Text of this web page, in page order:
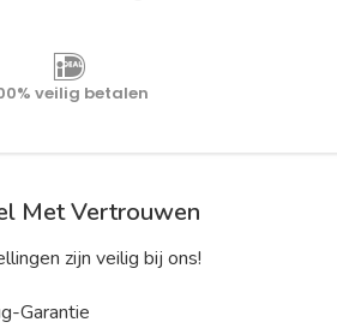
veilig betalen
Met Vertrouwen
zijn veilig bij ons!
Garantie